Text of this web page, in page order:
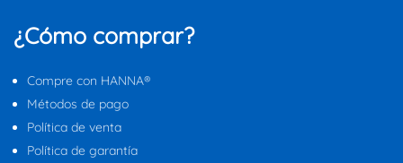
¿Cómo comprar?
Compre con HANNA®
Métodos de pago
Política de venta
Política de garantía